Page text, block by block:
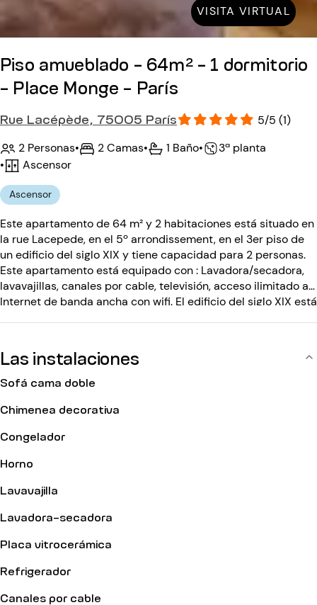
VISITA VIRTUAL
Piso amueblado - 64m² - 1 dormitorio
- Place Monge - París
Rue Lacépède, 75005 París
5/5 (1)
2 Personas• 2 Camas• 1 Baño•
3ª planta
•
Ascensor
Ascensor
Este apartamento de 64 m² y 2 habitaciones está situado en
la rue Lacepede, en el 5º arrondissement, en el 3er piso de
un edificio del siglo XIX y tiene capacidad para 2 personas.
Este apartamento está equipado con : Lavadora/secadora,
lavavajillas, canales por cable, televisión, acceso ilimitado a
Internet de banda ancha con wifi. El edificio del siglo XIX está
Las instalaciones
Sofá cama doble
Chimenea decorativa
Congelador
Horno
Lavavajilla
Lavadora-secadora
Placa vitrocerámica
Refrigerador
Canales por cable